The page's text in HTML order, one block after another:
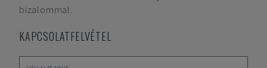
bizalommal.
KAPCSOLATFELVÉTEL